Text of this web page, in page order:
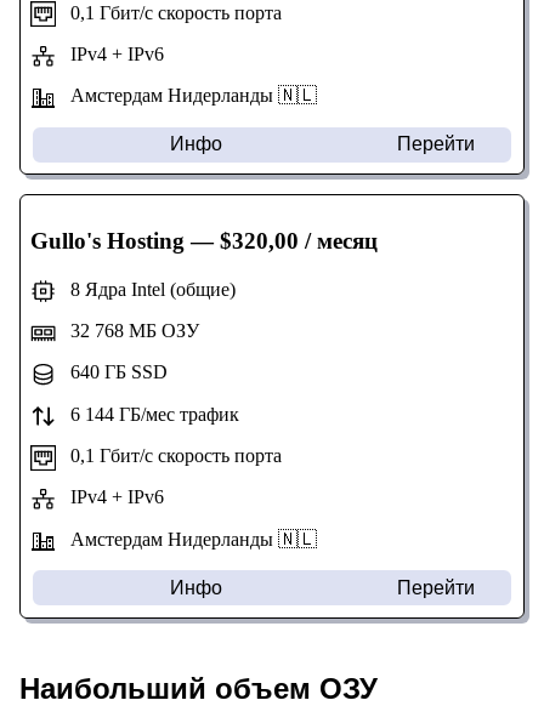
0,1 Гбит/с скорость порта
IPv4 + IPv6
Амстердам Нидерланды 🇳🇱
Инфо Перейти
Gullo's Hosting— $320,00 / месяц
8 Ядра Intel (общие)
32 768 МБ ОЗУ
640 ГБ SSD
6 144 ГБ/мес трафик
0,1 Гбит/с скорость порта
IPv4 + IPv6
Амстердам Нидерланды 🇳🇱
Инфо Перейти
Наибольший объем ОЗУ